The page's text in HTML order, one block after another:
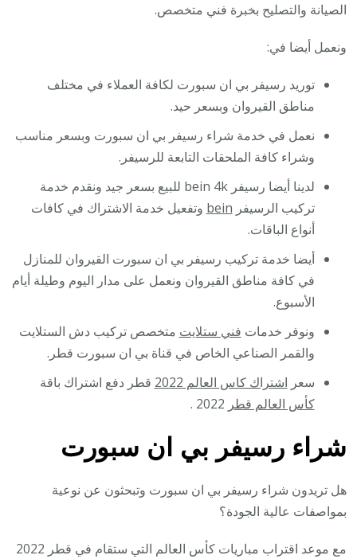
الصيانة والتصليح بخبرة فني متخصص.
ونعمل أيضا في:
توريد رسيفر بي ان سبورت لكافة العملاء في مختلف
مناطق القيروان وبسعر حيد.
نعمل في خدمة شراء رسيفر بي ان سبورت وبسعر مناسب
وشراء كافة الملحقات التابعة للرسيفر.
لدينا أيضا رسيفر bein 4k للبيع بسعر جيد ونقدم خدمة
تركيب الرسيفر bein وتفعيل خدمة الاشتراك في كافات
أنواع الباقات.
أيضا خدمة تركيب رسيفر بي ان سبورت القيروان للمنازل
في كافة مناطق القيروان ونعمل على مدار اليوم وطيلة أيام
الأسبوع.
ونوفر خدمات فني ستلايت متخصص تركيب دش الستلايت
والقمر الصناعي الخاص في قناة بي ان سبورت قطر.
سعر اشتراك كاس العالم 2022
قطر دفع اشتراك باقة
كأس العالم قطر
شراء رسيفر بي ان سبورت
هل تريدون شراء رسيفر بي ان سبورت وتبحثون عن نوعية
بمواصفات عالية الجودة؟
مع موعد اقتراب مباريات كأس العالم التي ستقام في قطر 2022